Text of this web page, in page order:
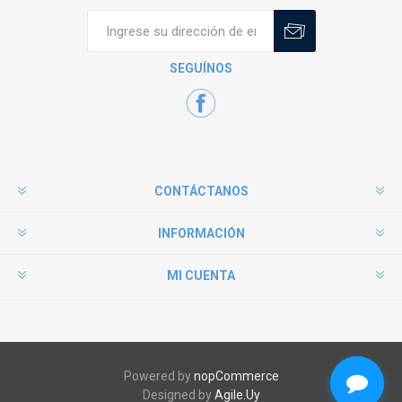
SEGUÍNOS
CONTÁCTANOS
INFORMACIÓN
MI CUENTA
Powered bynopCommerce
Designed byAgile.Uy